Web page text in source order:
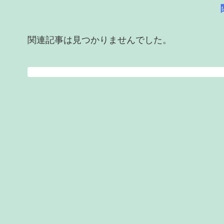
関連記事は見つかりませんでした。